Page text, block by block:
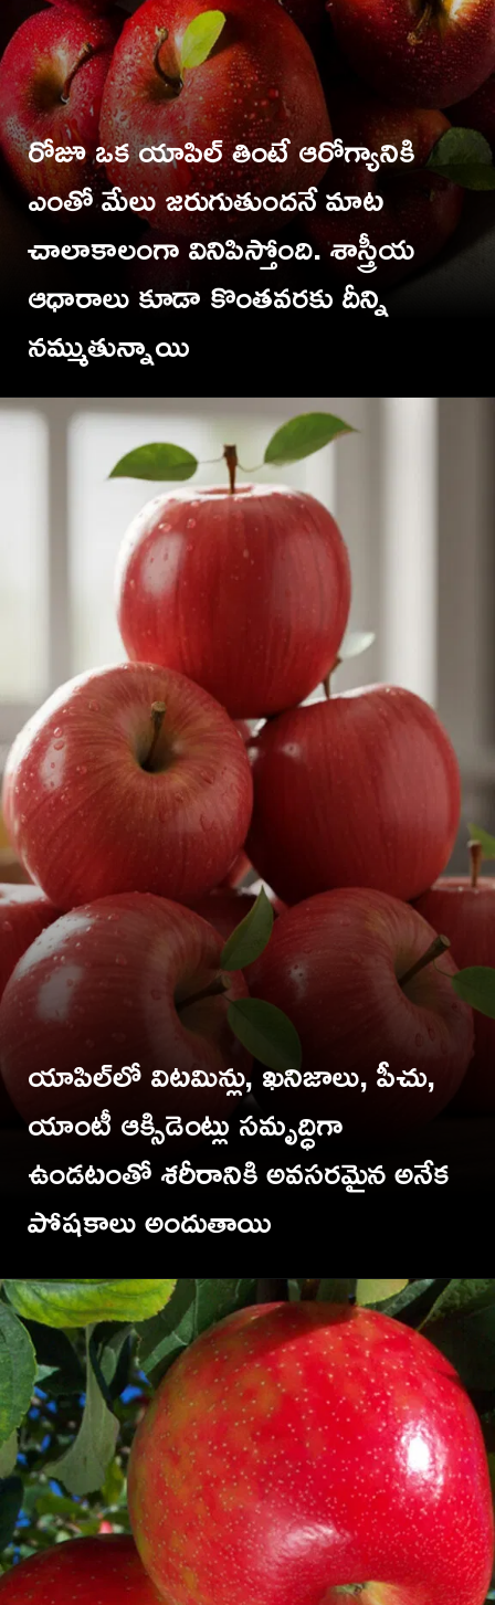
TV9 Telugu
రోజూ ఒక యాపిల్ తింటే ఆరోగ్యానికి
ఎంతో మేలు జరుగుతుందనే మాట
చాలాకాలంగా వినిపిస్తోంది. శాస్త్రీయ
ఆధారాలు కూడా కొంతవరకు దీన్ని
యాపిల్‌లో విటమిన్లు, ఖనిజాలు, పీచు,
యాంటీ ఆక్సిడెంట్లు సమృద్ధిగా
ఉండటంతో శరీరానికి అవసరమైన అనేక